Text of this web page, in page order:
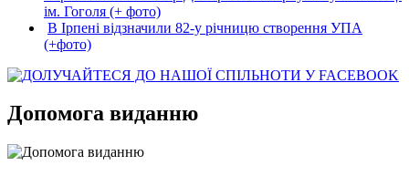
ім. Гоголя (+ фото)
В Ірпені відзначили 82-у річницю створення УПА
(+фото)
Допомога виданню